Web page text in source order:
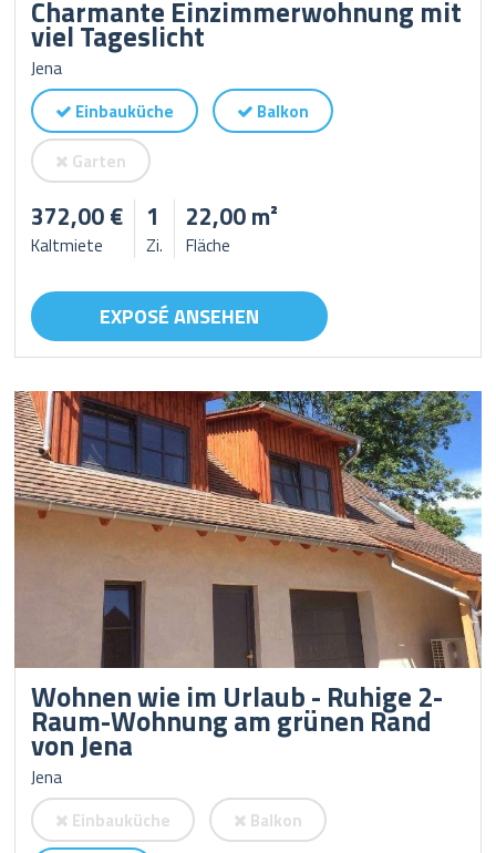
Charmante Einzimmerwohnung mit
viel Tageslicht
Jena
Einbauküche
Balkon
Garten
372,00 €
Kaltmiete
1
Zi.
22,00 m²
Fläche
EXPOSÉ ANSEHEN
Wohnen wie im Urlaub - Ruhige 2-
Raum-Wohnung am grünen Rand
von Jena
Jena
Einbauküche
Balkon